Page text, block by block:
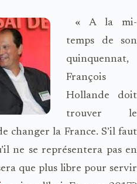
« A la mi-
temps de son
quinquennat,
François
Hollande doit
trouver le
changer la France. S’il faut
ne se représentera pas en
que plus libre pour servir